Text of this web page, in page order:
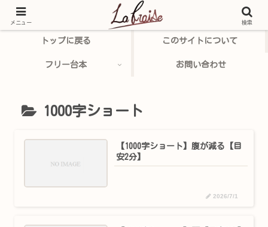
トップに戻る このサイトについて
フリー台本 お問い合わせ
1000字ショート
【1000字ショート】腹が減る【目
安2分】
2026/7/1
メニュー 検索